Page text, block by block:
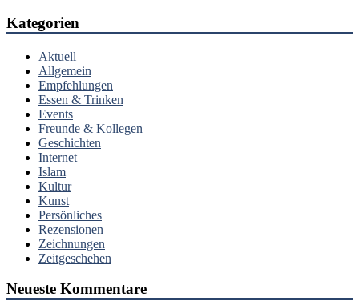
Kategorien
Aktuell
Allgemein
Empfehlungen
Essen & Trinken
Events
Freunde & Kollegen
Geschichten
Internet
Islam
Kultur
Kunst
Persönliches
Rezensionen
Zeichnungen
Zeitgeschehen
Neueste Kommentare